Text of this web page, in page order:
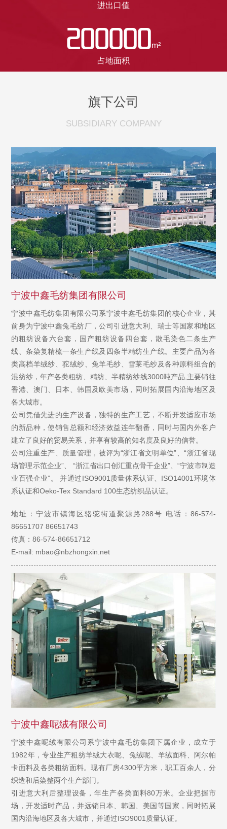
进出口值
200000m²
占地面积
旗下公司
SUBSIDIARY COMPANY
宁波中鑫毛纺集团有限公司
宁波中鑫毛纺集团有限公司系宁波中鑫毛纺集团的核心企业，其
前身为宁波中鑫兔毛纺厂，公司引进意大利、瑞士等国家和地区
的粗纺设备六台套，国产粗纺设备四台套，散毛染色二条生产
线、条染复精梳一条生产线及四条半精纺生产线。主要产品为各
类高档羊绒纱、驼绒纱、兔羊毛纱、雪莱毛纱及各种原料组合的
混纺纱，年产各类粗纺、精纺、半精纺纱线3000吨产品,主要销往
香港、澳门、日本、韩国及欧美市场，同时拓展国内沿海地区及
各大城市。
公司凭借先进的生产设备，独特的生产工艺，不断开发适应市场
的新品种，使销售总额和经济效益连年翻番，同时与国内外客户
建立了良好的贸易关系，并享有较高的知名度及良好的信誉。
公司注重生产、质量管理，被评为“浙江省文明单位”、“浙江省现
场管理示范企业”、 “浙江省出口创汇重点骨干企业”、“宁波市制造
业百强企业”。 并通过ISO9001质量体系认证、ISO14001环境体
系认证和Oeko-Tex Standard 100生态纺织品认证。
地址：宁波市镇海区骆驼街道聚源路288号 电话：86-574-
86651707 86651743
传真：86-574-86651712
E-mail: mbao@nbzhongxin.net
宁波中鑫呢绒有限公司
宁波中鑫呢绒有限公司系宁波中鑫毛纺集团下属企业，成立于
1982年，专业生产粗纺羊绒大衣呢、兔绒呢、羊绒面料、阿尔帕
卡面料及各类粗纺面料。现有厂房4300平方米，职工百余人，分
织造和后染整两个生产部门。
引进意大利后整理设备，年生产各类面料80万米。企业把握市
场，开发适时产品，并远销日本、韩国、美国等国家，同时拓展
国内沿海地区及各大城市，并通过ISO9001质量认证。